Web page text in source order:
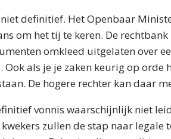
definitief. Het Openbaar
om het tij te keren. De
omkleed uitgelaten over
Ook als je je zaken keurig op orde
De hogere rechter kan daar
vonnis waarschijnlijk niet
zullen de stap naar legale